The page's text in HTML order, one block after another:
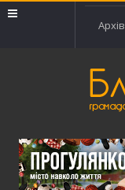
Архів